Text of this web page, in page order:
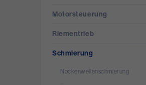
Motorsteuerung
Riementrieb
Schmierung
Nockenwellenschmierung